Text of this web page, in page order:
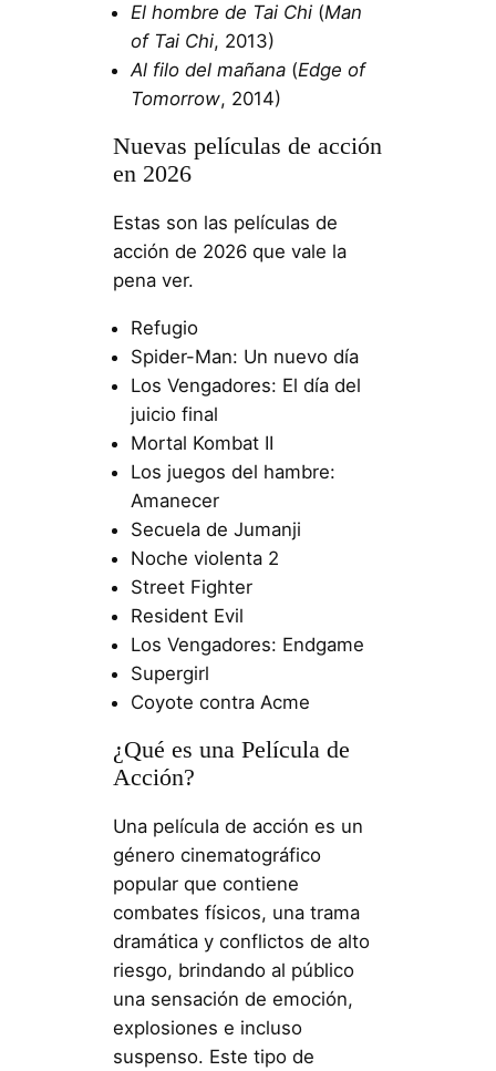
El hombre de Tai Chi(Man
of Tai Chi, 2013)
Al filo del mañana(Edge of
Tomorrow, 2014)
Nuevas películas de acción
en 2026
Estas son las películas de
acción de 2026 que vale la
pena ver.
Refugio
Spider-Man: Un nuevo día
Los Vengadores: El día del
juicio final
Mortal Kombat II
Los juegos del hambre:
Amanecer
Secuela de Jumanji
Noche violenta 2
Street Fighter
Resident Evil
Los Vengadores: Endgame
Supergirl
Coyote contra Acme
¿Qué es una Película de
Acción?
Una película de acción es un
género cinematográfico
popular que contiene
combates físicos, una trama
dramática y conflictos de alto
riesgo, brindando al público
una sensación de emoción,
explosiones e incluso
suspenso. Este tipo de